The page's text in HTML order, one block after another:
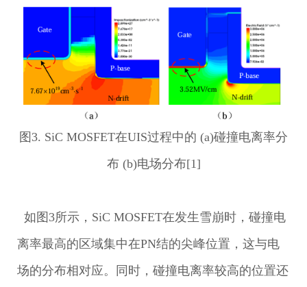
图3. SiC MOSFET在UIS过程中的 (a)碰撞电离率分
布 (b)电场分布[1]
如图3所示，SiC MOSFET在发生雪崩时，碰撞电
离率最高的区域集中在PN结的尖峰位置，这与电
场的分布相对应。同时，碰撞电离率较高的位置还